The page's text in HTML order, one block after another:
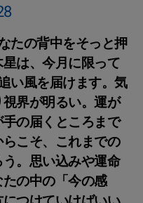
たの背中をそっと押
は、今月に限って
い風を届けます。気
界が明るい。運が
の届くところまで
こそ、これまでの
。思い込みや運命
の中の「今の感